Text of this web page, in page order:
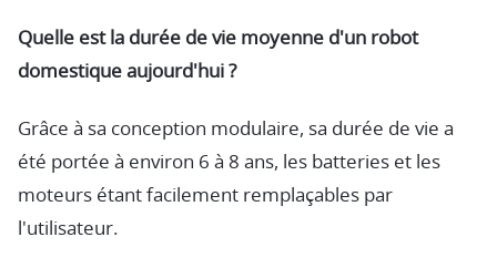
Quelle est la durée de vie moyenne d'un robot
domestique aujourd'hui ?
Grâce à sa conception modulaire, sa durée de vie a
été portée à environ 6 à 8 ans, les batteries et les
moteurs étant facilement remplaçables par
l'utilisateur.